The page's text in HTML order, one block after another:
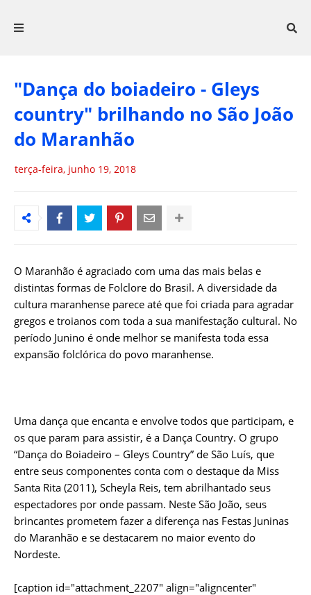
"Dança do boiadeiro - Gleys
country" brilhando no São João
do Maranhão
terça-feira, junho 19, 2018
O Maranhão é agraciado com uma das mais belas e
distintas formas de Folclore do Brasil. A diversidade da
cultura maranhense parece até que foi criada para agradar
gregos e troianos com toda a sua manifestação cultural. No
período Junino é onde melhor se manifesta toda essa
expansão folclórica do povo maranhense.
Uma dança que encanta e envolve todos que participam, e
os que param para assistir, é a Dança Country. O grupo
“Dança do Boiadeiro – Gleys Country” de São Luís, que
entre seus componentes conta com o destaque da Miss
Santa Rita (2011), Scheyla Reis, tem abrilhantado seus
espectadores por onde passam. Neste São João, seus
brincantes prometem fazer a diferença nas Festas Juninas
do Maranhão e se destacarem no maior evento do
Nordeste.
[caption id="attachment_2207" align="aligncenter"